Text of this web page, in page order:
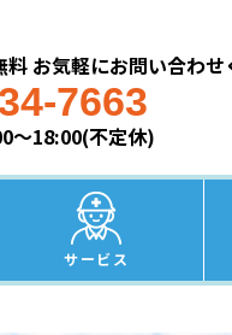
料 お気軽にお問い合わせ
7663
～18:00(不定休)
サービス